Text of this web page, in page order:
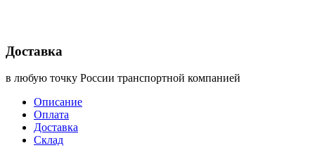
Доставка
в любую точку России транспортной компанией
Описание
Оплата
Доставка
Склад